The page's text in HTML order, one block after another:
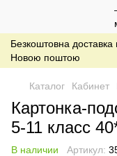
Безкоштовна
Новою поштою
Каталог Кабинет
Картонка-
5-11 класс
В наличии Артикул: